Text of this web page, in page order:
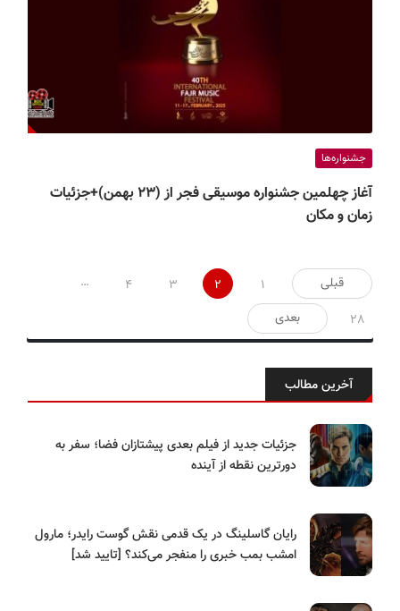
جشنواره‌ها
آغاز چهلمین جشنواره موسیقی فجر از (۲۳ بهمن)+جزئیات
زمان و مکان
صفحه‌بندی
نوشته‌ها
قبلی 1
2
3
4
…
28
بعدی
آخرین مطالب
جزئیات جدید از فیلم بعدی پیشتازان فضا؛ سفر به
دورترین نقطه از آینده
رایان گاسلینگ در یک قدمی نقش گوست رایدر؛ مارول
امشب بمب خبری را منفجر می‌کند؟ [تایید شد]